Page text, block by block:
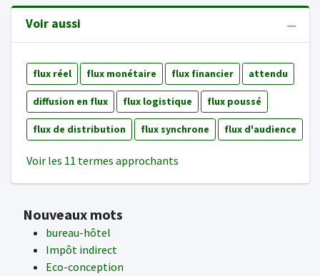
Voir aussi
flux réel flux monétaire flux financier attendu
diffusion en flux flux logistique flux poussé
flux de distribution flux synchrone flux d'audience
Voir les 11 termes approchants
Nouveaux mots
bureau-hôtel
Impôt indirect
Eco-conception